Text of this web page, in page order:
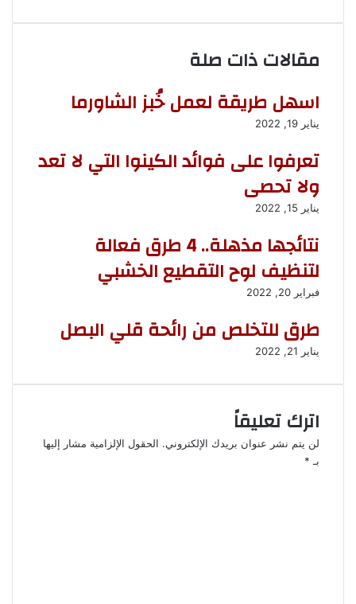
ق
ا
ي
ب
مقالات ذات صلة
اسهل طريقة لعمل خُبز الشاورما
يناير 19, 2022
تعرفوا على فوائد الكينوا التي لا تعد
ولا تحصى
يناير 15, 2022
نتائجها مذهلة.. 4 طرق فعالة
لتنظيف لوح التقطيع الخشبي
فبراير 20, 2022
طرق للتخلص من رائحة قلي البصل
يناير 21, 2022
اترك تعليقاً
لن يتم نشر عنوان بريدك الإلكتروني. الحقول الإلزامية مشار إليها
بـ *